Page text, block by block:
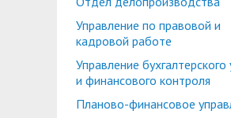
Планово-финансовое
Координационный центр
Противодействие
Охрана труда
Центр карьеры
Консультационный
Учебно-тренинговый
Центр тестирования
Управление по правовой и
кадровой работе
Управление бухгалтерского
и финансового контроля
Планово-финансовое